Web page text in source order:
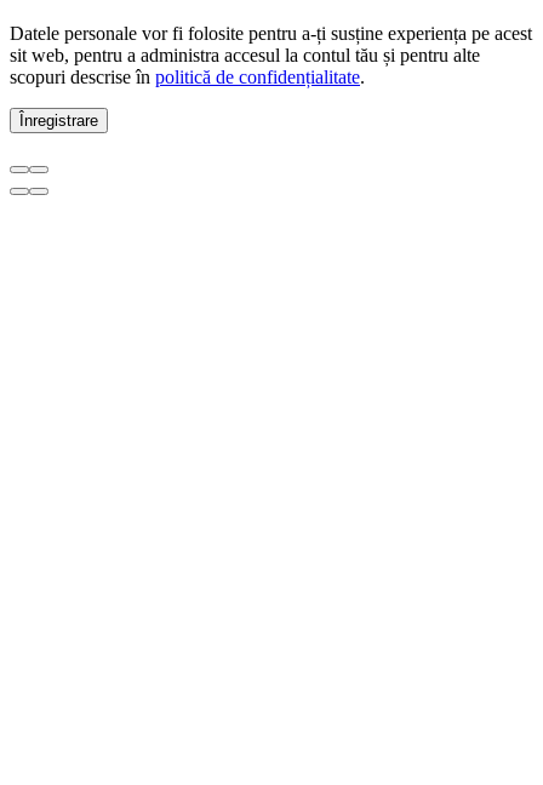
Datele personale vor fi folosite pentru a-ți susține experiența pe acest
sit web, pentru a administra accesul la contul tău și pentru alte
scopuri descrise în politică de confidențialitate.
Înregistrare